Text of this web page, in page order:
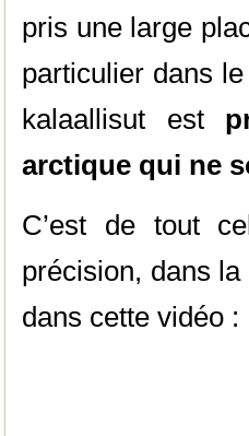
pris une large
particulier dans
kalaallisut est
arctique qui ne
C’est de tout
précision, dans
dans cette vidéo :